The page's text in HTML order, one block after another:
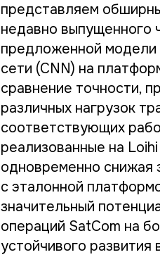
представляем
недавно выпущенного
предложенной модели
сети (CNN) на
сравнение точности,
различных нагрузок
соответствующих
реализованные на
одновременно снижая
с эталонной
значительный
операций SatCom на
устойчивого развития